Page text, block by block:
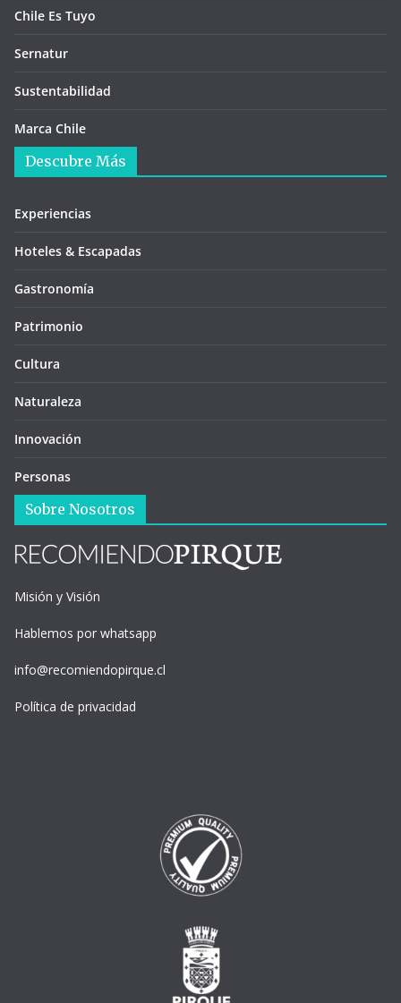
Chile Es Tuyo
Sernatur
Sustentabilidad
Marca Chile
Descubre Más
Experiencias
Hoteles & Escapadas
Gastronomía
Patrimonio
Cultura
Naturaleza
Innovación
Personas
Sobre Nosotros
Misión y Visión
Hablemos por whatsapp
info@recomiendopirque.cl
Política de privacidad